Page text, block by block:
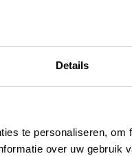
Details
te personaliseren,
over uw gebruik